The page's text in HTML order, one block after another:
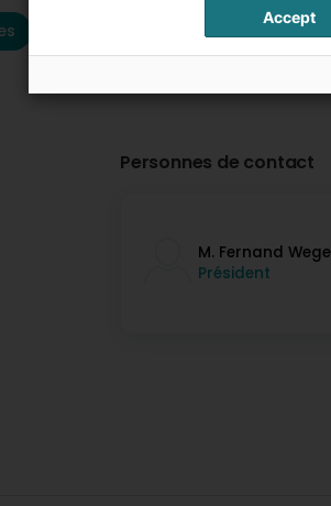
Personnes de contact
M. Fernand
Président
Accept